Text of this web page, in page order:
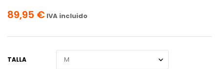
89,95 € IVA incluido
TALLA